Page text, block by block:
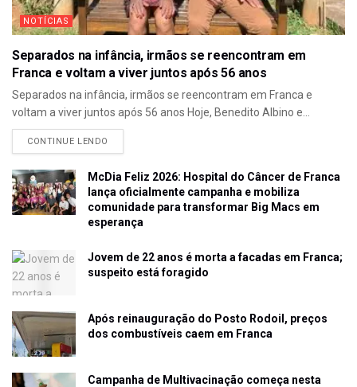
NOTÍCIAS
Separados na infância, irmãos se reencontram em
Franca e voltam a viver juntos após 56 anos
Separados na infância, irmãos se reencontram em Franca e
voltam a viver juntos após 56 anos Hoje, Benedito Albino e...
CONTINUE LENDO
McDia Feliz 2026: Hospital do Câncer de Franca
lança oficialmente campanha e mobiliza
comunidade para transformar Big Macs em
esperança
Jovem de 22 anos é morta a facadas em Franca;
suspeito está foragido
Após reinauguração do Posto Rodoil, preços
dos combustíveis caem em Franca
Campanha de Multivacinação começa nesta